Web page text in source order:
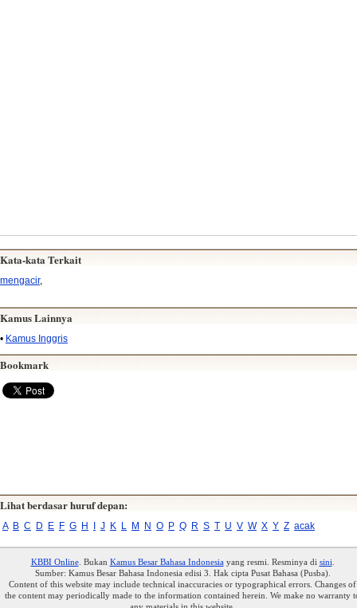
Kata-kata Terkait
mengacir,
Kamus Lainnya
• Kamus Inggris
Bookmark
Lihat berdasar huruf depan:
A B C D E F G H J K L M N O P Q R S T U V W X Y Z acak
KBBI Online. Bukan Kamus Besar Bahasa Indonesiayang resmi. Resminya di sini
Sumber: Kamus Besar Bahasa Indonesia edisi 3. Hak cipta Pusat Bahasa (Pusba).
Content of this website may include technical inaccuracies or typographical errors. Changes of
the content may periodically made to the information contained herein. We make no warranty